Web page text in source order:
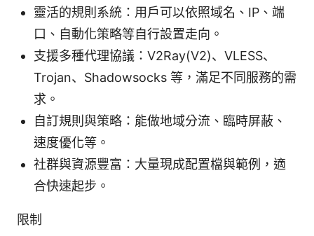
靈活的規則系統：用戶可以依照域名、IP、端
口、自動化策略等自行設置走向。
支援多種代理協議：V2Ray(V2)、VLESS、
Trojan、Shadowsocks 等，滿足不同服務的需
求。
自訂規則與策略：能做地域分流、臨時屏蔽、
速度優化等。
社群與資源豐富：大量現成配置檔與範例，適
合快速起步。
限制